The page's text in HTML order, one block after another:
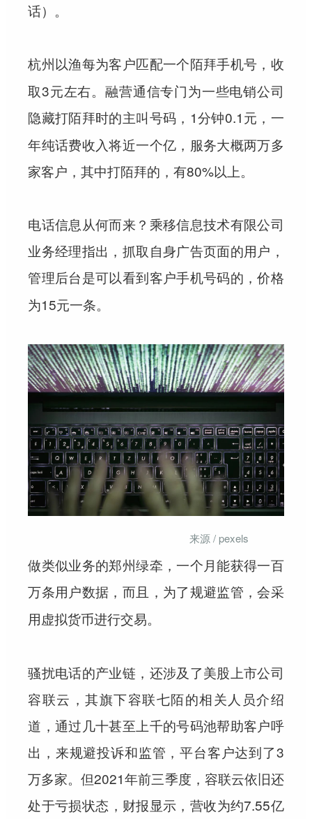
话）。
杭州以渔每为客户匹配一个陌拜手机号 ，收
取3元左右。融营通信专门为一些电销公司
隐藏打陌拜时的主叫号码 ，1分钟0.1元，一
年纯话费收入将近一个亿，服务大概两万多
家客户，其中打陌拜的，有80%以上。
电话信息从何而来？乘移信息技术有限公司
业务经理指出，抓取自身广告页面的用户，
管理后台是可以看到客户手机号码的 ，价格
为15元一条。
来源 / pexels
做类似业务的郑州绿牵，一个月能获得一百
万条用户数据，而且， 为了规避监管，会采
用虚拟货币进行交易。
骚扰电话的产业链，还涉及了美股上市公司
容联云，其旗下容联七陌的相关人员介绍
道，通过几十甚至上千的号码池帮助客户呼
出，来规避投诉和监管，平台客户达到了3
万多家。但2021年前三季度，容联云依旧还
处于亏损状态，财报显示，营收为约7.55亿